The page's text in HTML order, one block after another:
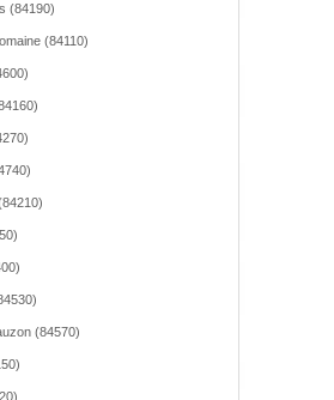
(84190)
(84110)
(84570)